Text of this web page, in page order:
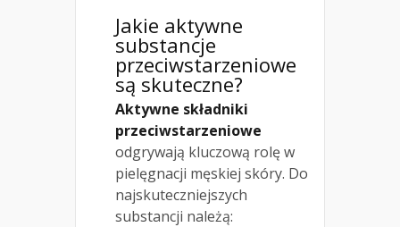
Jakie aktywne
substancje
przeciwstarzeniowe
są skuteczne?
Aktywne składniki
przeciwstarzeniowe
odgrywają kluczową rolę w
pielęgnacji męskiej skóry. Do
najskuteczniejszych
substancji należą: